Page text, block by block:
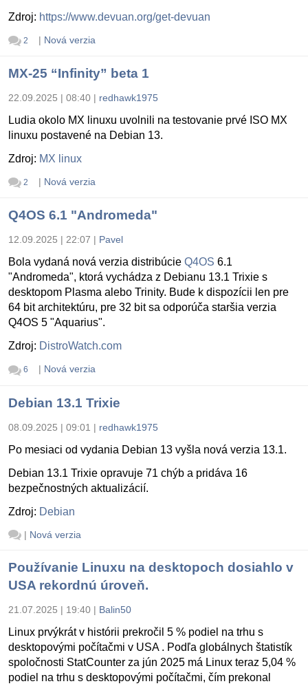
Zdroj: https://www.devuan.org/get-devuan
2 | Nová verzia
MX-25 “Infinity” beta 1
22.09.2025 | 08:40 | redhawk1975
Ludia okolo MX linuxu uvolnili na testovanie prvé ISO MX
linuxu postavené na Debian 13.
Zdroj: MX linux
2 | Nová verzia
Q4OS 6.1 "Andromeda"
12.09.2025 | 22:07 | Pavel
Bola vydaná nová verzia distribúcie Q4OS 6.1
"Andromeda", ktorá vychádza z Debianu 13.1 Trixie s
desktopom Plasma alebo Trinity. Bude k dispozícii len pre
64 bit architektúru, pre 32 bit sa odporúča staršia verzia
Q4OS 5 "Aquarius".
Zdroj: DistroWatch.com
6 | Nová verzia
Debian 13.1 Trixie
08.09.2025 | 09:01 | redhawk1975
Po mesiaci od vydania Debian 13 vyšla nová verzia 13.1.
Debian 13.1 Trixie opravuje 71 chýb a pridáva 16
bezpečnostných aktualizácií.
Zdroj: Debian
| Nová verzia
Používanie Linuxu na desktopoch dosiahlo v
USA rekordnú úroveň.
21.07.2025 | 19:40 | Balin50
Linux prvýkrát v histórii prekročil 5 % podiel na trhu s
desktopovými počítačmi v USA . Podľa globálnych štatistík
spoločnosti StatCounter za jún 2025 má Linux teraz 5,04 %
podiel na trhu s desktopovými počítačmi, čím prekonal